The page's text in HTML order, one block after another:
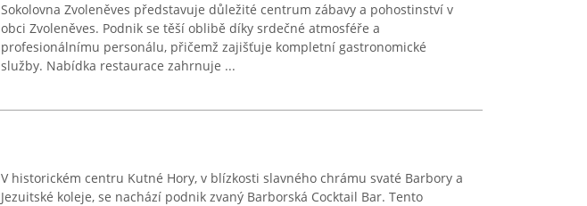
Sokolovna Zvoleněves představuje důležité centrum zábavy a pohostinství v
obci Zvoleněves. Podnik se těší oblibě díky srdečné atmosféře a
profesionálnímu personálu, přičemž zajišťuje kompletní gastronomické
služby. Nabídka restaurace zahrnuje ...
V historickém centru Kutné Hory, v blízkosti slavného chrámu svaté Barbory a
Jezuitské koleje, se nachází podnik zvaný Barborská Cocktail Bar. Tento